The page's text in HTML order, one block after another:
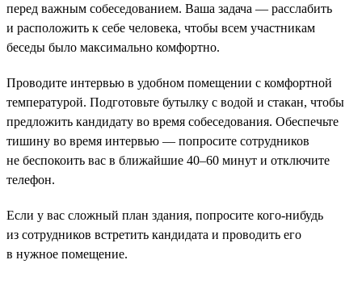
перед важным собеседованием. Ваша задача — расслабить
и расположить к себе человека, чтобы всем участникам
беседы было максимально комфортно.
Проводите интервью в удобном помещении с комфортной
температурой. Подготовьте бутылку с водой и стакан, чтобы
предложить кандидату во время собеседования. Обеспечьте
тишину во время интервью — попросите сотрудников
не беспокоить вас в ближайшие 40–60 минут и отключите
телефон.
Если у вас сложный план здания, попросите кого-нибудь
из сотрудников встретить кандидата и проводить его
в нужное помещение.